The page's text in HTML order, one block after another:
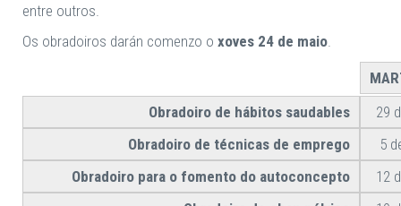
entre outros.
Os obradoiros darán comenzo o xoves 24 de maio.
Obradoiro de hábitos saudables
29
Obradoiro de técnicas de emprego
5
Obradoiro para o fomento do autoconcepto
12